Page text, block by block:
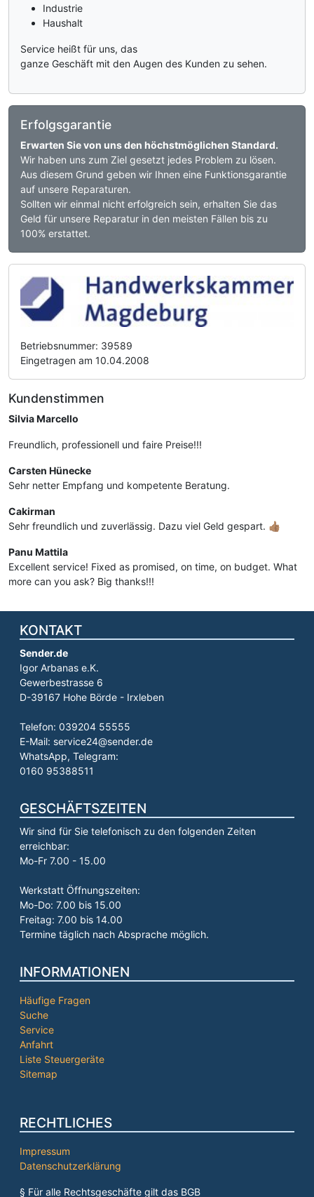
Industrie
Haushalt
Service heißt für uns, das
ganze Geschäft mit den Augen des Kunden zu sehen.
Erfolgsgarantie
Erwarten Sie von uns den höchstmöglichen Standard.
Wir haben uns zum Ziel gesetzt jedes Problem zu lösen.
Aus diesem Grund geben wir Ihnen eine Funktionsgarantie
auf unsere Reparaturen.
Sollten wir einmal nicht erfolgreich sein, erhalten Sie das
Geld für unsere Reparatur in den meisten Fällen bis zu
100% erstattet.
Betriebsnummer: 39589
Eingetragen am 10.04.2008
Kundenstimmen
Silvia Marcello
Freundlich, professionell und faire Preise!!!
Carsten Hünecke
Sehr netter Empfang und kompetente Beratung.
Cakirman
Sehr freundlich und zuverlässig. Dazu viel Geld gespart. 👍🏽
Panu Mattila
Excellent service! Fixed as promised, on time, on budget. What
more can you ask? Big thanks!!!
KONTAKT
Sender.de
Igor Arbanas e.K.
Gewerbestrasse 6
D-39167 Hohe Börde - Irxleben
Telefon: 039204 55555
E-Mail: service24@sender.de
WhatsApp, Telegram:
0160 95388511
GESCHÄFTSZEITEN
Wir sind für Sie telefonisch zu den folgenden Zeiten
erreichbar:
Mo-Fr 7.00 - 15.00
Werkstatt Öffnungszeiten:
Mo-Do: 7.00 bis 15.00
Freitag: 7.00 bis 14.00
Termine täglich nach Absprache möglich.
INFORMATIONEN
Häufige Fragen
Suche
Service
Anfahrt
Liste Steuergeräte
Sitemap
RECHTLICHES
Impressum
Datenschutzerklärung
§ Für alle Rechtsgeschäfte gilt das BGB